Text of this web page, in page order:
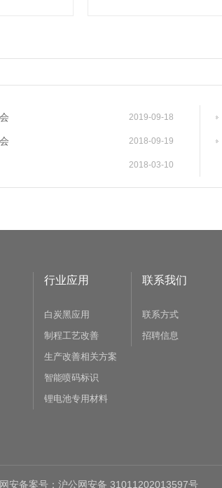
2019-09-18
2018-09-19
2018-03-10
行业应用
白炭黑应用
制程工艺改善
生产改善相关方案
智能喷码标识
锂电池专用材料
联系我们
联系方式
招聘信息
安备案号：沪公网安备 31011202013597号